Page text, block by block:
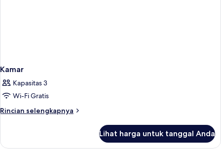
Kamar
Kapasitas 3
Wi-Fi Gratis
Rincian selengkapnya
Rincian
Kamar
Lihat harga untuk tanggal Anda